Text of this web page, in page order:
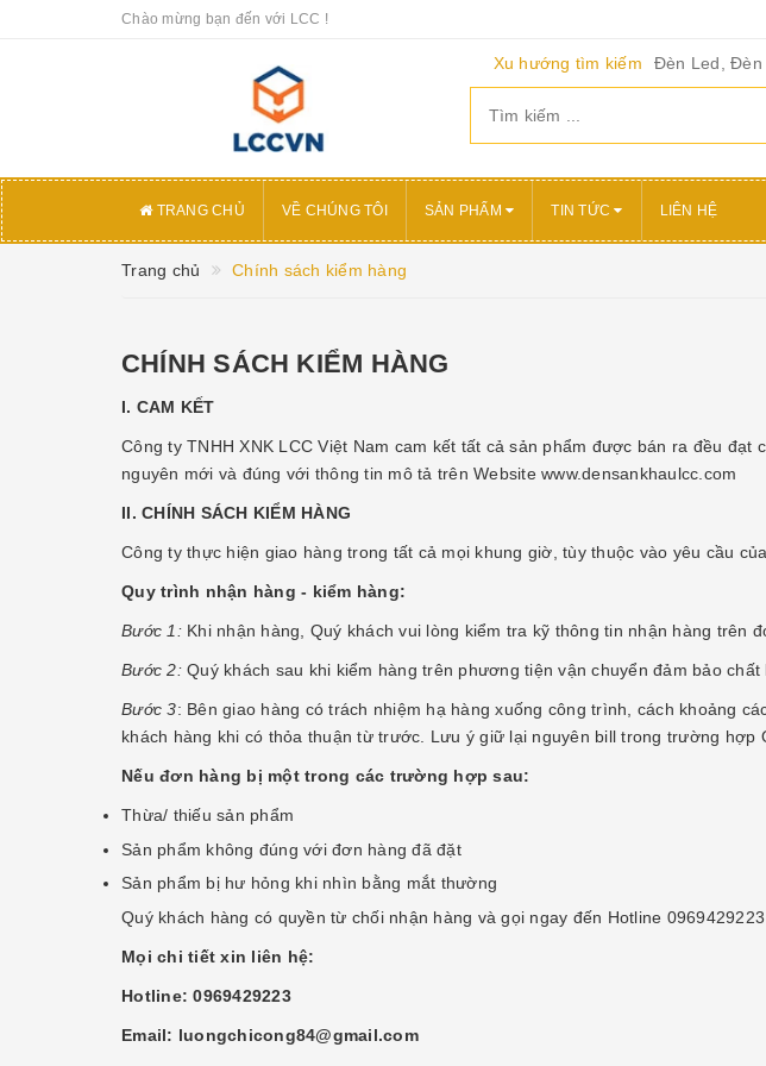
Chào mừng bạn đến với LCC !
Xu hướng tìm kiếm Đèn Led, Đèn
TRANG CHỦ VỀ CHÚNG TÔI SẢN PHẨM TIN TỨC LIÊN HỆ
Trang chủ Chính sách kiểm hàng
CHÍNH SÁCH KIỂM HÀNG
I. CAM KẾT
Công ty TNHH XNK LCC Việt Nam cam kết tất cả sản phẩm được bán ra đều
nguyên mới và đúng với thông tin mô tả trên Website www.densankhaulcc.com
II. CHÍNH SÁCH KIỂM HÀNG
Công ty thực hiện giao hàng trong tất cả mọi khung giờ, tùy thuộc vào yêu cầu
Quy trình nhận hàng - kiểm hàng:
Bước 1:Khi nhận hàng, Quý khách vui lòng kiểm tra kỹ thông tin nhận hàng trên
Bước 2:Quý khách sau khi kiểm hàng trên phương tiện vận chuyển đảm bảo
Bước 3: Bên giao hàng có trách nhiệm hạ hàng xuống công trình, cách khoảng
khách hàng khi có thỏa thuận từ trước. Lưu ý giữ lại nguyên bill trong trường hợp
Nếu đơn hàng bị một trong các trường hợp sau:
Thừa/ thiếu sản phẩm
Sản phẩm không đúng với đơn hàng đã đặt
Sản phẩm bị hư hỏng khi nhìn bằng mắt thường
Quý khách hàng có quyền từ chối nhận hàng và gọi ngay đến Hotline
Mọi chi tiết xin liên hệ:
Hotline: 0969429223
Email: luongchicong84@gmail.com